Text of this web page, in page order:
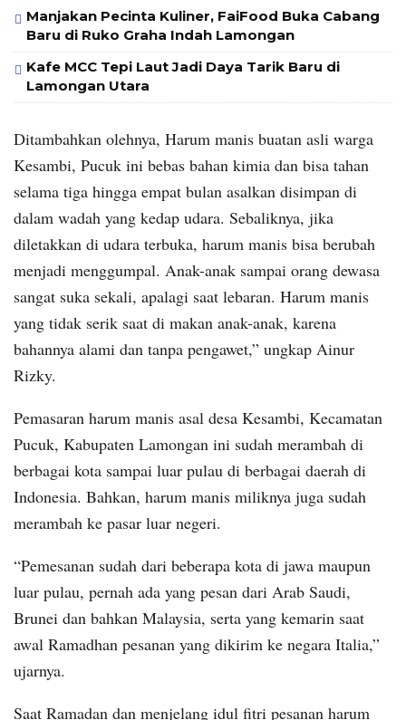
Manjakan Pecinta Kuliner, FaiFood Buka Cabang
Baru di Ruko Graha Indah Lamongan
Kafe MCC Tepi Laut Jadi Daya Tarik Baru di
Lamongan Utara
Ditambahkan olehnya, Harum manis buatan asli warga
Kesambi, Pucuk ini bebas bahan kimia dan bisa tahan
selama tiga hingga empat bulan asalkan disimpan di
dalam wadah yang kedap udara. Sebaliknya, jika
diletakkan di udara terbuka, harum manis bisa berubah
menjadi menggumpal. Anak-anak sampai orang dewasa
sangat suka sekali, apalagi saat lebaran. Harum manis
yang tidak serik saat di makan anak-anak, karena
bahannya alami dan tanpa pengawet,” ungkap Ainur
Rizky.
Pemasaran harum manis asal desa Kesambi, Kecamatan
Pucuk, Kabupaten Lamongan ini sudah merambah di
berbagai kota sampai luar pulau di berbagai daerah di
Indonesia. Bahkan, harum manis miliknya juga sudah
merambah ke pasar luar negeri.
“Pemesanan sudah dari beberapa kota di jawa maupun
luar pulau, pernah ada yang pesan dari Arab Saudi,
Brunei dan bahkan Malaysia, serta yang kemarin saat
awal Ramadhan pesanan yang dikirim ke negara Italia,”
ujarnya.
Saat Ramadan dan menjelang idul fitri pesanan harum